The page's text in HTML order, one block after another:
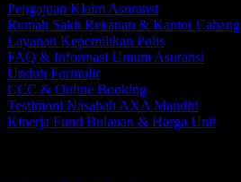
Pengajuan Klaim Asuransi
Rumah Sakit Rekanan & Kantor Cabang
Layanan Kepemilikan Polis
FAQ & Informasi Umum Asuransi
Unduh Formulir
CCC & Online Booking
Testimoni Nasabah AXA Mandiri
Kinerja Fund Bulanan & Harga Unit